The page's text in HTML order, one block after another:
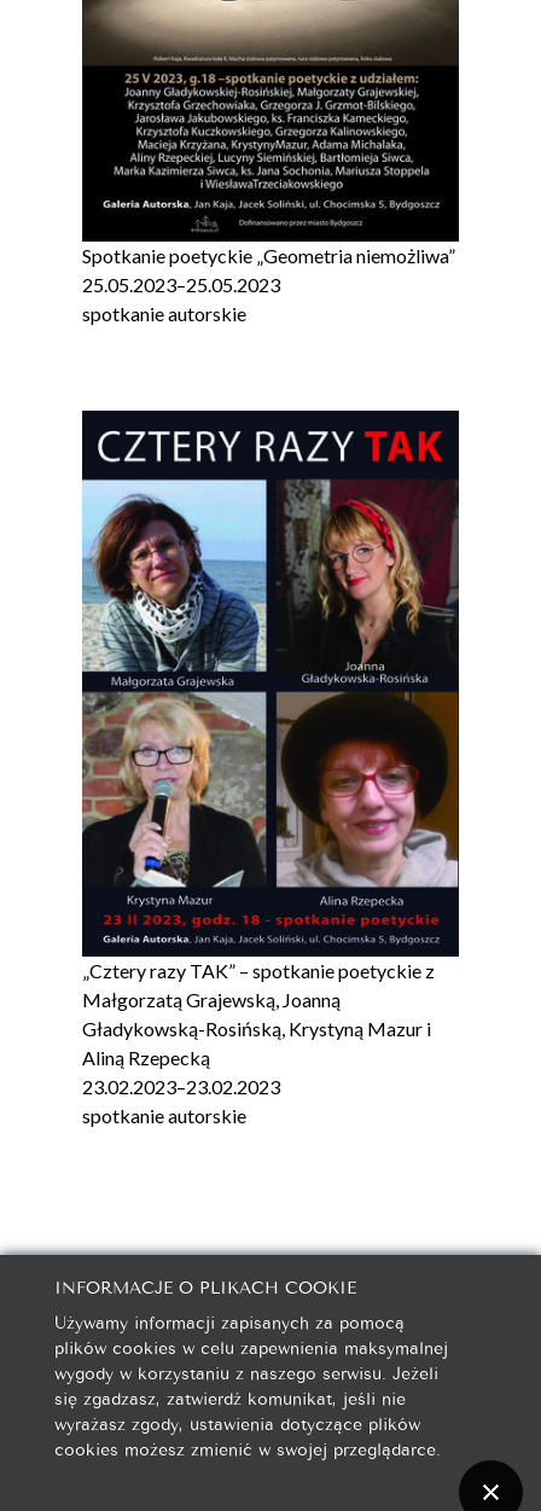
Spotkanie poetyckie „Geometria niemożliwa”
25.05.2023–25.05.2023
spotkanie autorskie
„Cztery razy TAK” – spotkanie poetyckie z
Małgorzatą Grajewską, Joanną
Gładykowską-Rosińską, Krystyną Mazur i
Aliną Rzepecką
23.02.2023–23.02.2023
spotkanie autorskie
galeria@autorska.pl
608 596 314
85-078 Bydgoszcz, ul. Chocimska 5
Na początek
INFORMACJE O PLIKACH COOKIE
Używamy informacji zapisanych za pomocą
plików cookies w celu zapewnienia maksymalnej
wygody w korzystaniu z naszego serwisu. Jeżeli
się zgadzasz, zatwierdź komunikat, jeśli nie
wyrażasz zgody, ustawienia dotyczące plików
cookies możesz zmienić w swojej przeglądarce.